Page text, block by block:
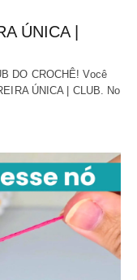
ÚNICA |
DO CROCHÊ! Você
ÚNICA | CLUB. No